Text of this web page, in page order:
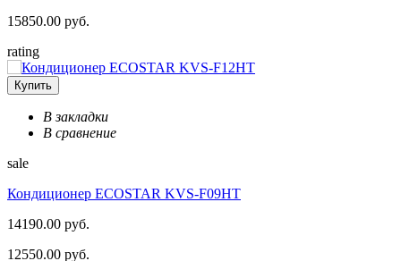
15850.00 руб.
rating
Купить
В закладки
В сравнение
sale
Кондиционер ECOSTAR KVS-F09HT
14190.00 руб.
12550.00 руб.